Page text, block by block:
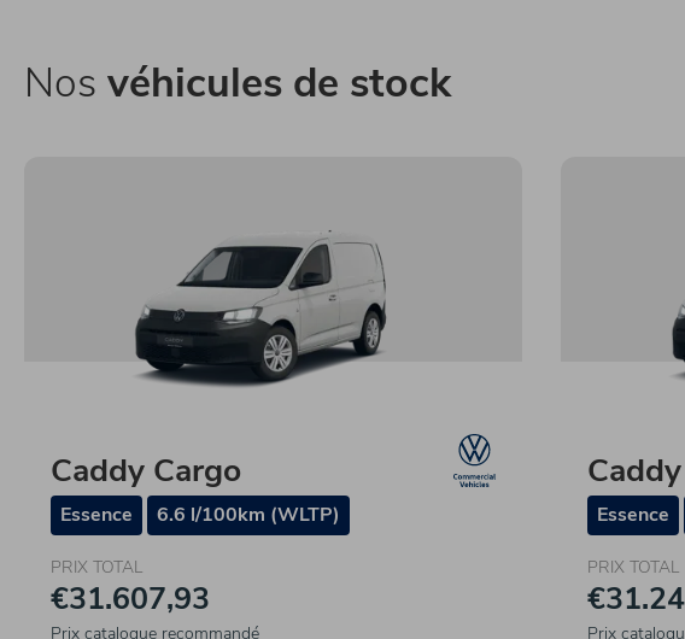
Nos véhicules de stock
Caddy Cargo
Essence 6.6 l/100km (WLTP)
PRIX TOTAL
€31.607,93
Prix catalogue recommandé
Essence
PRIX TOTAL
Prix